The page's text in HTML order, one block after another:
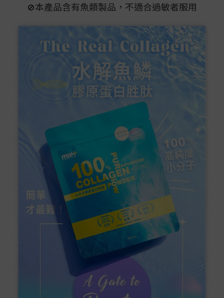
🚫本產品含有魚類製品，不適合過敏者服用